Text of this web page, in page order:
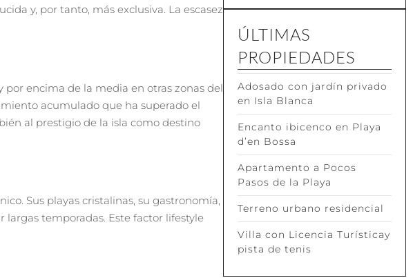
y, por tanto, más exclusiva. La escasez
encima de la media en otras zonas del
acumulado que ha superado el
al prestigio de la isla como destino
Sus playas cristalinas, su gastronomía,
temporadas. Este factor lifestyle
ÚLTIMAS
PROPIEDADES
Adosado con jardín privado
en Isla Blanca
Encanto ibicenco en Playa
d’en Bossa
Apartamento a Pocos
Pasos de la Playa
Terreno urbano residencial
Villa con Licencia Turísticay
pista de tenis